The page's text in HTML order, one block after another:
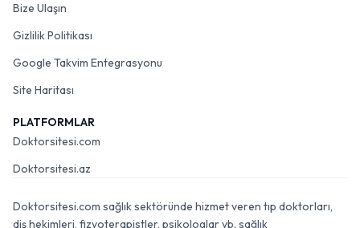
Bize Ulaşın
Gizlilik Politikası
Google Takvim Entegrasyonu
Site Haritası
PLATFORMLAR
Doktorsitesi.com
Doktorsitesi.az
Doktorsitesi.com sağlık sektöründe hizmet veren tıp doktorları,
diş hekimleri, fizyoterapistler, psikologlar vb. sağlık